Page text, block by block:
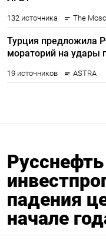
падения
начале